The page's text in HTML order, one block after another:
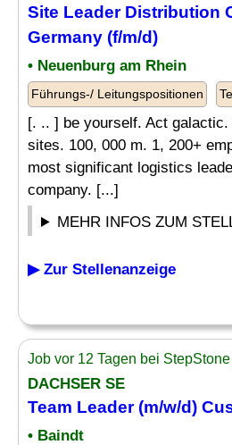
Site LeaderDistribution
Germany (f/m/d)
• Neuenburg am Rhein
Führungs-/ Leitungspositionen
[. .. ] be yourself. Act
sites. 100, 000 m. 1, 200+
most significant logistics
company. [...]
MEHR INFOS ZUM
▶ Zur Stellenanzeige
Job vor 12 Tagen bei
DACHSER SE
Team Leader(m/w/d)
• Baindt